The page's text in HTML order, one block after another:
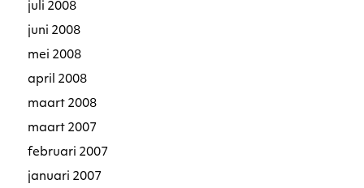
juli 2008
juni 2008
mei 2008
april 2008
maart 2008
maart 2007
februari 2007
januari 2007